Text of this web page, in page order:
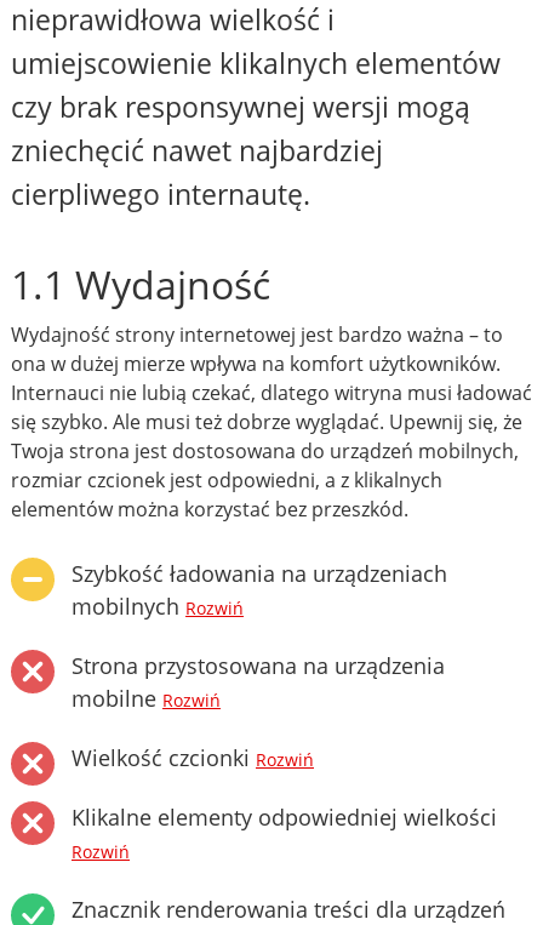
nieprawidłowa wielkość i
umiejscowienie klikalnych elementów
czy brak responsywnej wersji mogą
zniechęcić nawet najbardziej
cierpliwego internautę.
1.1 Wydajność
Wydajność strony internetowej jest bardzo ważna – to
ona w dużej mierze wpływa na komfort użytkowników.
Internauci nie lubią czekać, dlatego witryna musi ładować
się szybko. Ale musi też dobrze wyglądać. Upewnij się, że
Twoja strona jest dostosowana do urządzeń mobilnych,
rozmiar czcionek jest odpowiedni, a z klikalnych
elementów można korzystać bez przeszkód.
Szybkość ładowania na urządzeniach
mobilnych Rozwiń
Strona przystosowana na urządzenia
mobilne Rozwiń
Wielkość czcionki Rozwiń
Klikalne elementy odpowiedniej wielkości
Rozwiń
Znacznik renderowania treści dla urządzeń